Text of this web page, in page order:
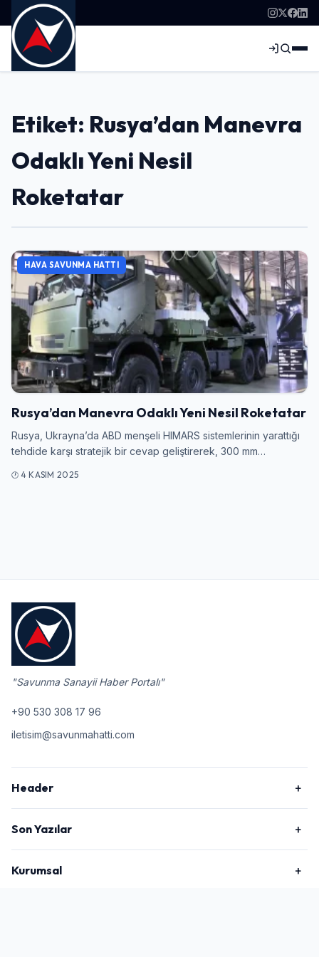
Etiket: Rusya’dan Manevra
Odaklı Yeni Nesil
Roketatar
HAVA SAVUNMA HATTI
Rusya’dan Manevra Odaklı Yeni Nesil Roketatar
Rusya, Ukrayna’da ABD menşeli HIMARS sistemlerinin yarattığı
tehdide karşı stratejik bir cevap geliştirerek, 300 mm…
4 KASIM 2025
"Savunma Sanayii Haber Portalı"
+90 530 308 17 96
iletisim@savunmahatti.com
Header
Son Yazılar
Kurumsal
Giriş Yap
Kullanıcı Adı veya E-posta
Şifre